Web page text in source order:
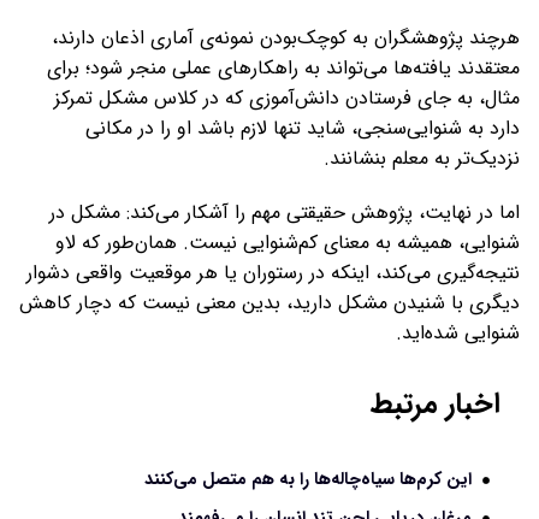
هرچند پژوهشگران به کوچک‌بودن نمونه‌ی آماری اذعان دارند،
معتقدند یافته‌ها می‌تواند به راهکارهای عملی منجر شود؛ برای
مثال، به جای فرستادن دانش‌آموزی که در کلاس مشکل تمرکز
دارد به شنوایی‌سنجی، شاید تنها لازم باشد او را در مکانی
نزدیک‌تر به معلم بنشانند.
اما در نهایت، پژوهش حقیقتی مهم را آشکار می‌کند: مشکل در
شنوایی، همیشه به معنای کم‌شنوایی نیست. همان‌طور که لاو
نتیجه‌گیری می‌کند، اینکه در رستوران یا هر موقعیت واقعی دشوار
دیگری با شنیدن مشکل دارید، بدین معنی نیست که دچار کاهش
شنوایی شده‌اید.
اخبار مرتبط
این کرم‌ها سیاه‌چاله‌ها را به هم متصل می‌کنند